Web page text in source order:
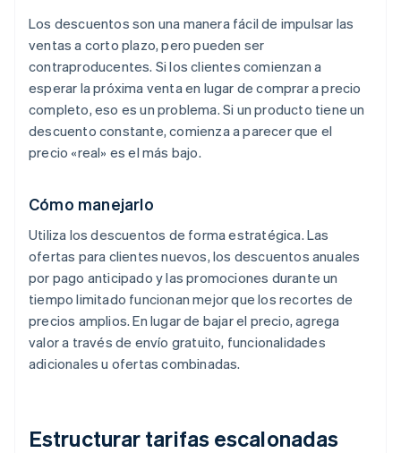
Los descuentos son una manera fácil de impulsar las
ventas a corto plazo, pero pueden ser
contraproducentes. Si los clientes comienzan a
esperar la próxima venta en lugar de comprar a precio
completo, eso es un problema. Si un producto tiene un
descuento constante, comienza a parecer que el
precio «real» es el más bajo.
Cómo manejarlo
Utiliza los descuentos de forma estratégica. Las
ofertas para clientes nuevos, los descuentos anuales
por pago anticipado y las promociones durante un
tiempo limitado funcionan mejor que los recortes de
precios amplios. En lugar de bajar el precio, agrega
valor a través de envío gratuito, funcionalidades
adicionales u ofertas combinadas.
Estructurar tarifas escalonadas